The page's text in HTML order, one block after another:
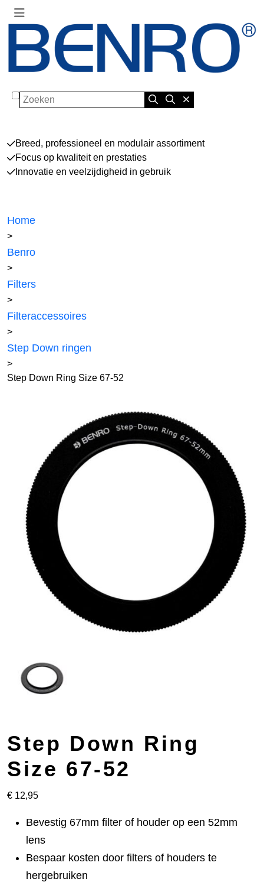
Zoeken
Breed, professioneel en modulair assortiment
Focus op kwaliteit en prestaties
Innovatie en veelzijdigheid in gebruik
Home
>
Benro
>
Filters
>
Filteraccessoires
>
Step Down ringen
>
Step Down Ring Size 67-52
Step Down Ring
Size 67-52
€ 12,95
Bevestig 67mm filter of houder op een 52mm
lens
Bespaar kosten door filters of houders te
hergebruiken